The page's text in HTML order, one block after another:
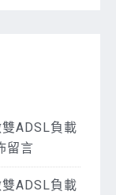
ADSL負載
留言
ADSL負載